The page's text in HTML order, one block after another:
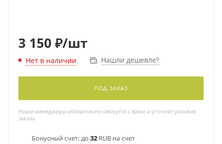
3 150 ₽/шт
Нет в наличии Нашли дешевле?
ПОД ЗАКАЗ
Наши менеджеры обязательно свяжутся с вами и уточнят условия
заказа
Бонусный счет: до 32 RUB на счет